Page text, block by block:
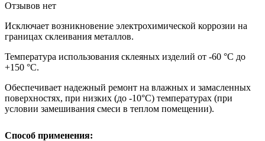
Отзывов нет
Исключает возникновение электрохимической коррозии на
границах склеивания металлов.
Температура использования склеяных изделий от -60 °С до
+150 °С.
Обеспечивает надежный ремонт на влажных и замасленных
поверхностях, при низких (до -10°С) температурах (при
условии замешивания смеси в теплом помещении).
Способ применения: